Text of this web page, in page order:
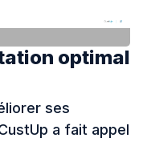
optimal
ses
a fait appel